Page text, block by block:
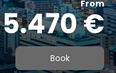
From
5.470 €
Book